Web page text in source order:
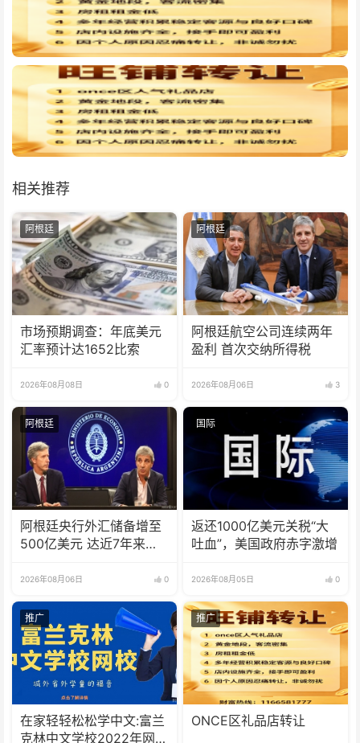
相关推荐
阿根廷
市场预期调查：年底美元
汇率预计达1652比索
2026年08月08日 0
阿根廷
阿根廷航空公司连续两年
盈利 首次交纳所得税
2026年08月06日 3
阿根廷
阿根廷央行外汇储备增至
500亿美元 达近7年来最
2026年08月06日 0
国际
返还1000亿美元关税“大
吐血”，美国政府赤字激增
2026年08月05日 0
推广
在家轻轻松松学中文:富兰
克林中文学校2022年网校
推广
ONCE区礼品店转让